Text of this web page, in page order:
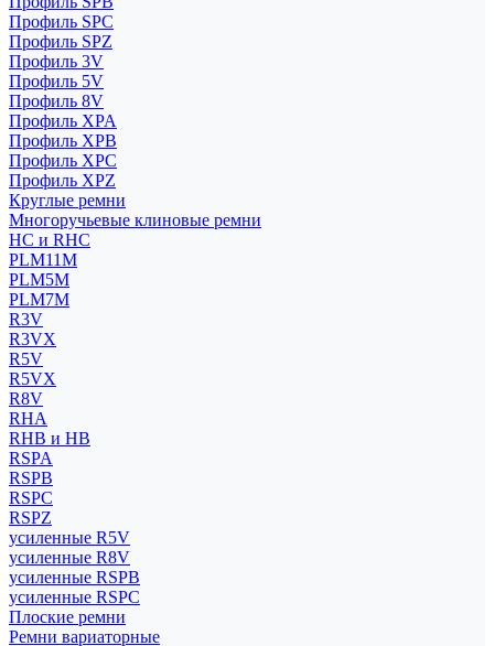
Профиль SPC
Профиль SPZ
Профиль 3V
Профиль 5V
Профиль 8V
Профиль XPA
Профиль XPB
Профиль XPC
Профиль XPZ
Круглые ремни
Многоручьевые клиновые ремни
HC и RHC
PLM11M
PLM5M
PLM7M
R3V
R3VX
R5V
R5VX
R8V
RHA
RHB и HB
RSPA
RSPB
RSPC
RSPZ
усиленные R5V
усиленные R8V
усиленные RSPB
усиленные RSPC
Плоские ремни
Ремни вариаторные